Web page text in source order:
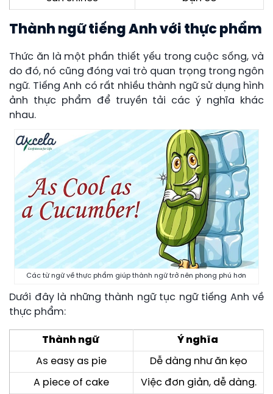
Thành ngữ tiếng Anh với thực phẩm
Thức ăn là một phần thiết yếu trong cuộc sống, và
do đó, nó cũng đóng vai trò quan trọng trong ngôn
ngữ. Tiếng Anh có rất nhiều thành ngữ sử dụng hình
ảnh thực phẩm để truyền tải các ý nghĩa khác
nhau.
Các từ ngữ về thực phẩm giúp thành ngữ trở nên phong phú hơn
Dưới đây là những thành ngữ tục ngữ tiếng Anh về
thực phẩm:
Thành ngữ Ý nghĩa
As easy as pie Dễ dàng như ăn kẹo
A piece of cake Việc đơn giản, dễ dàng.